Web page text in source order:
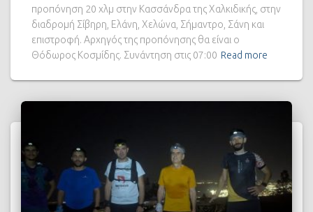
προπόνηση 20 χλμ στην Κασσάνδρα της Χαλκιδικής, στην
διαδρομή Σίβηρη, Ελάνη, Χελώνα, Σήμαντρο, Σάνη και
επιστροφή. Αρχηγός της προπόνησης θα είναι ο
Θόδωρος Κοσμίδης. Συνάντηση στις 07:00 Read more